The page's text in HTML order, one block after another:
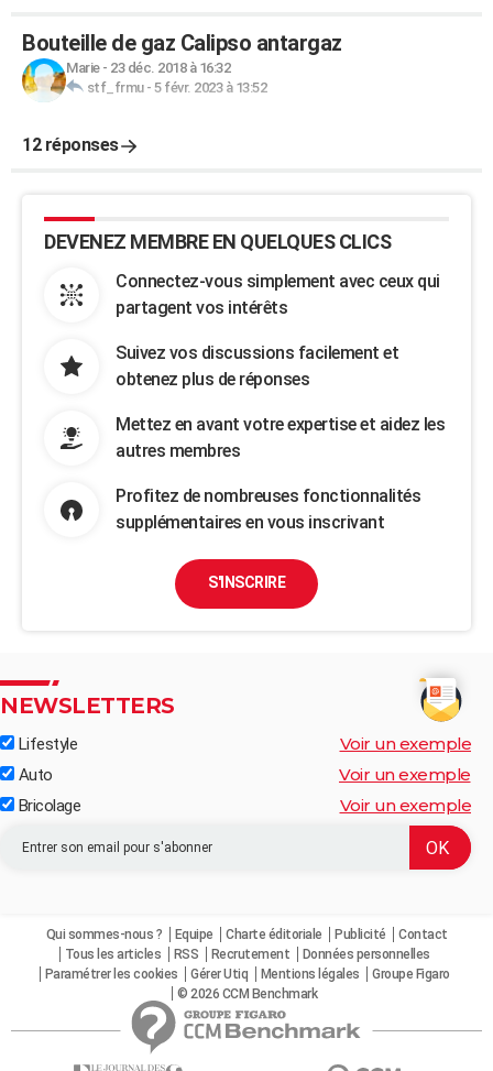
Bouteille de gaz Calipso antargaz
Marie- 23 déc. 2018 à 16:32
stf_frmu- 5 févr. 2023 à 13:52
12 réponses
DEVENEZ MEMBRE EN QUELQUES CLICS
Connectez-vous simplement avec ceux qui
partagent vos intérêts
Suivez vos discussions facilement et
obtenez plus de réponses
Mettez en avant votre expertise et aidez les
autres membres
Profitez de nombreuses fonctionnalités
supplémentaires en vous inscrivant
S'INSCRIRE
NEWSLETTERS
Lifestyle Voir un exemple
Auto Voir un exemple
Bricolage Voir un exemple
Qui sommes-nous ? Equipe Charte éditoriale Publicité
Contact
Tous les articles
RSS Recrutement
Données personnelles
Paramétrer les cookies
Gérer Utiq Mentions légales
Groupe Figaro
© 2026 CCM Benchmark